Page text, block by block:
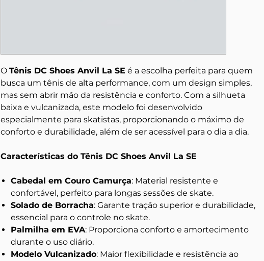
O Tênis DC Shoes Anvil La SE é a escolha perfeita para quem
busca um tênis de alta performance, com um design simples,
mas sem abrir mão da resistência e conforto. Com a silhueta
baixa e vulcanizada, este modelo foi desenvolvido
especialmente para skatistas, proporcionando o máximo de
conforto e durabilidade, além de ser acessível para o dia a dia.
Características do Tênis DC Shoes Anvil La SE
Cabedal em Couro Camurça: Material resistente e
confortável, perfeito para longas sessões de skate.
Solado de Borracha: Garante tração superior e durabilidade,
essencial para o controle no skate.
Palmilha em EVA: Proporciona conforto e amortecimento
durante o uso diário.
Modelo Vulcanizado: Maior flexibilidade e resistência ao